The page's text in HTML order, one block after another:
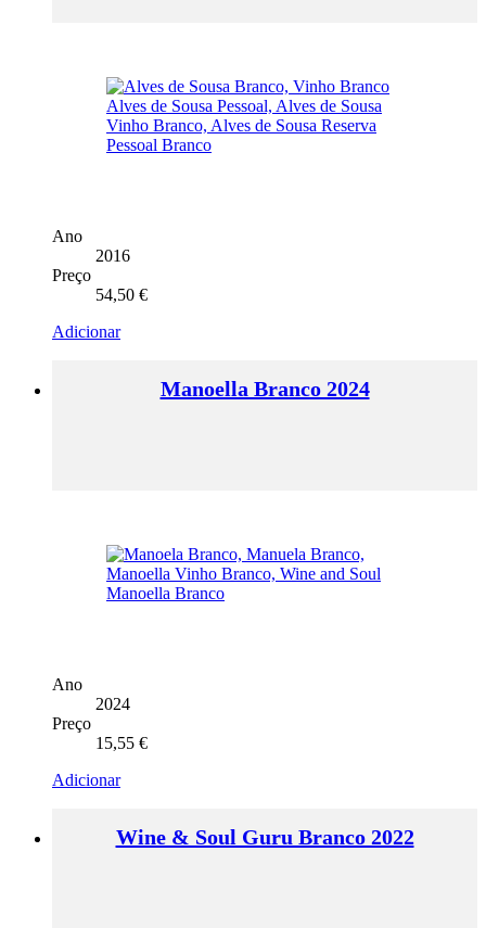
Ano
2016
Preço
54,50 €
Adicionar
Manoella Branco 2024
Ano
2024
Preço
15,55 €
Adicionar
Wine & Soul Guru Branco 2022